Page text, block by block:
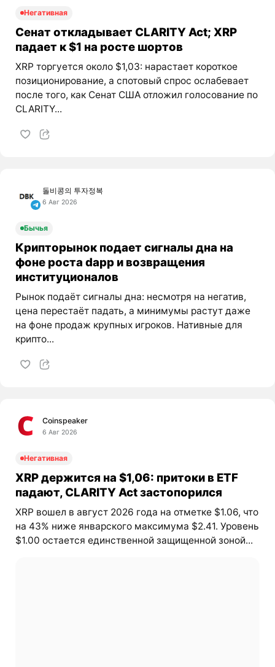
Негативная
Сенат откладывает CLARITY Act; XRP
падает к $1 на росте шортов
XRP торгуется около $1,03: нарастает короткое
позиционирование, а спотовый спрос ослабевает
после того, как Сенат США отложил голосование по
CLARITY...
돌비콩의 투자정복
6 Авг 2026
Бычья
Крипторынок подает сигналы дна на
фоне роста dapp и возвращения
институционалов
Рынок подаёт сигналы дна: несмотря на негатив,
цена перестаёт падать, а минимумы растут даже
на фоне продаж крупных игроков. Нативные для
крипто...
Coinspeaker
6 Авг 2026
Негативная
XRP держится на $1,06: притоки в ETF
падают, CLARITY Act застопорился
XRP вошел в август 2026 года на отметке $1.06, что
на 43% ниже январского максимума $2.41. Уровень
$1.00 остается единственной защищенной зоной...